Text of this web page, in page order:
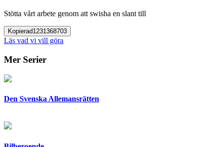
Stötta vårt arbete genom att swisha en slant till
Kopierad1231368703
Läs vad vi vill göra
Mer Serier
Den Svenska Allemansrätten